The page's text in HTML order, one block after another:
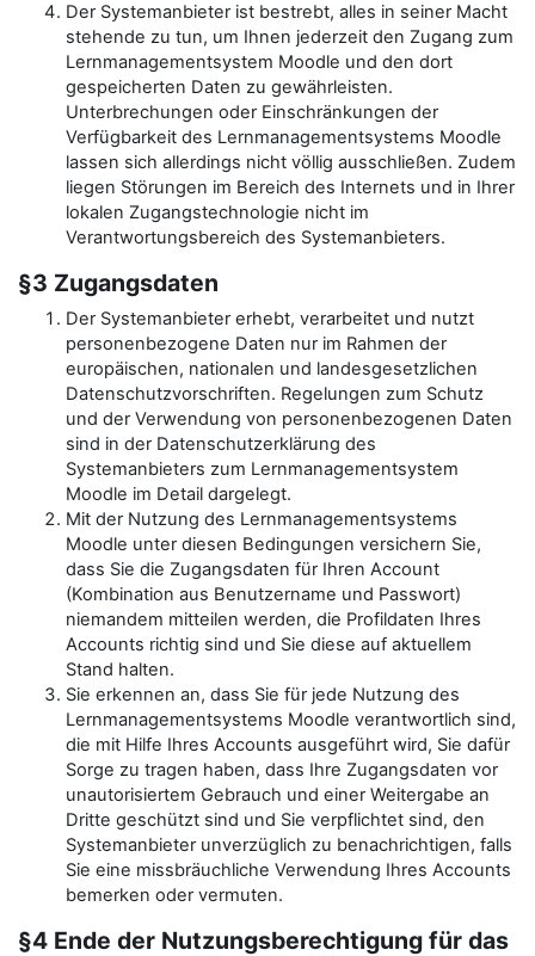
Der Systemanbieter ist bestrebt, alles in seiner Macht
stehende zu tun, um Ihnen jederzeit den Zugang zum
Lernmanagementsystem Moodle und den dort
gespeicherten Daten zu gewährleisten.
Unterbrechungen oder Einschränkungen der
Verfügbarkeit des Lernmanagementsystems Moodle
lassen sich allerdings nicht völlig ausschließen. Zudem
liegen Störungen im Bereich des Internets und in Ihrer
lokalen Zugangstechnologie nicht im
Verantwortungsbereich des Systemanbieters.
§3 Zugangsdaten
Der Systemanbieter erhebt, verarbeitet und nutzt
personenbezogene Daten nur im Rahmen der
europäischen, nationalen und landesgesetzlichen
Datenschutzvorschriften. Regelungen zum Schutz
und der Verwendung von personenbezogenen Daten
sind in der Datenschutzerklärung des
Systemanbieters zum Lernmanagementsystem
Moodle im Detail dargelegt.
Mit der Nutzung des Lernmanagementsystems
Moodle unter diesen Bedingungen versichern Sie,
dass Sie die Zugangsdaten für Ihren Account
(Kombination aus Benutzername und Passwort)
niemandem mitteilen werden, die Profildaten Ihres
Accounts richtig sind und Sie diese auf aktuellem
Stand halten.
Sie erkennen an, dass Sie für jede Nutzung des
Lernmanagementsystems Moodle verantwortlich sind,
die mit Hilfe Ihres Accounts ausgeführt wird, Sie dafür
Sorge zu tragen haben, dass Ihre Zugangsdaten vor
unautorisiertem Gebrauch und einer Weitergabe an
Dritte geschützt sind und Sie verpflichtet sind, den
Systemanbieter unverzüglich zu benachrichtigen, falls
Sie eine missbräuchliche Verwendung Ihres Accounts
bemerken oder vermuten.
§4 Ende der Nutzungsberechtigung für das